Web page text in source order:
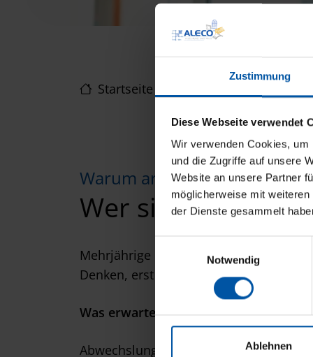
Zustimmung
Diese Webseite verwendet
Wir verwenden Cookies,
und die Zugriffe auf unsere
Website an unsere Partner
möglicherweise mit
der Dienste gesammelt
i
Notwendig
Ablehnen
Startseite
Warum arbeiten Sie
Wer sind Sie?
Mehrjährige Berufserfahrung in der
Denken, erst zufrieden, wenn es perfekt
Was erwartet Sie?
Abwechslungsreiche und